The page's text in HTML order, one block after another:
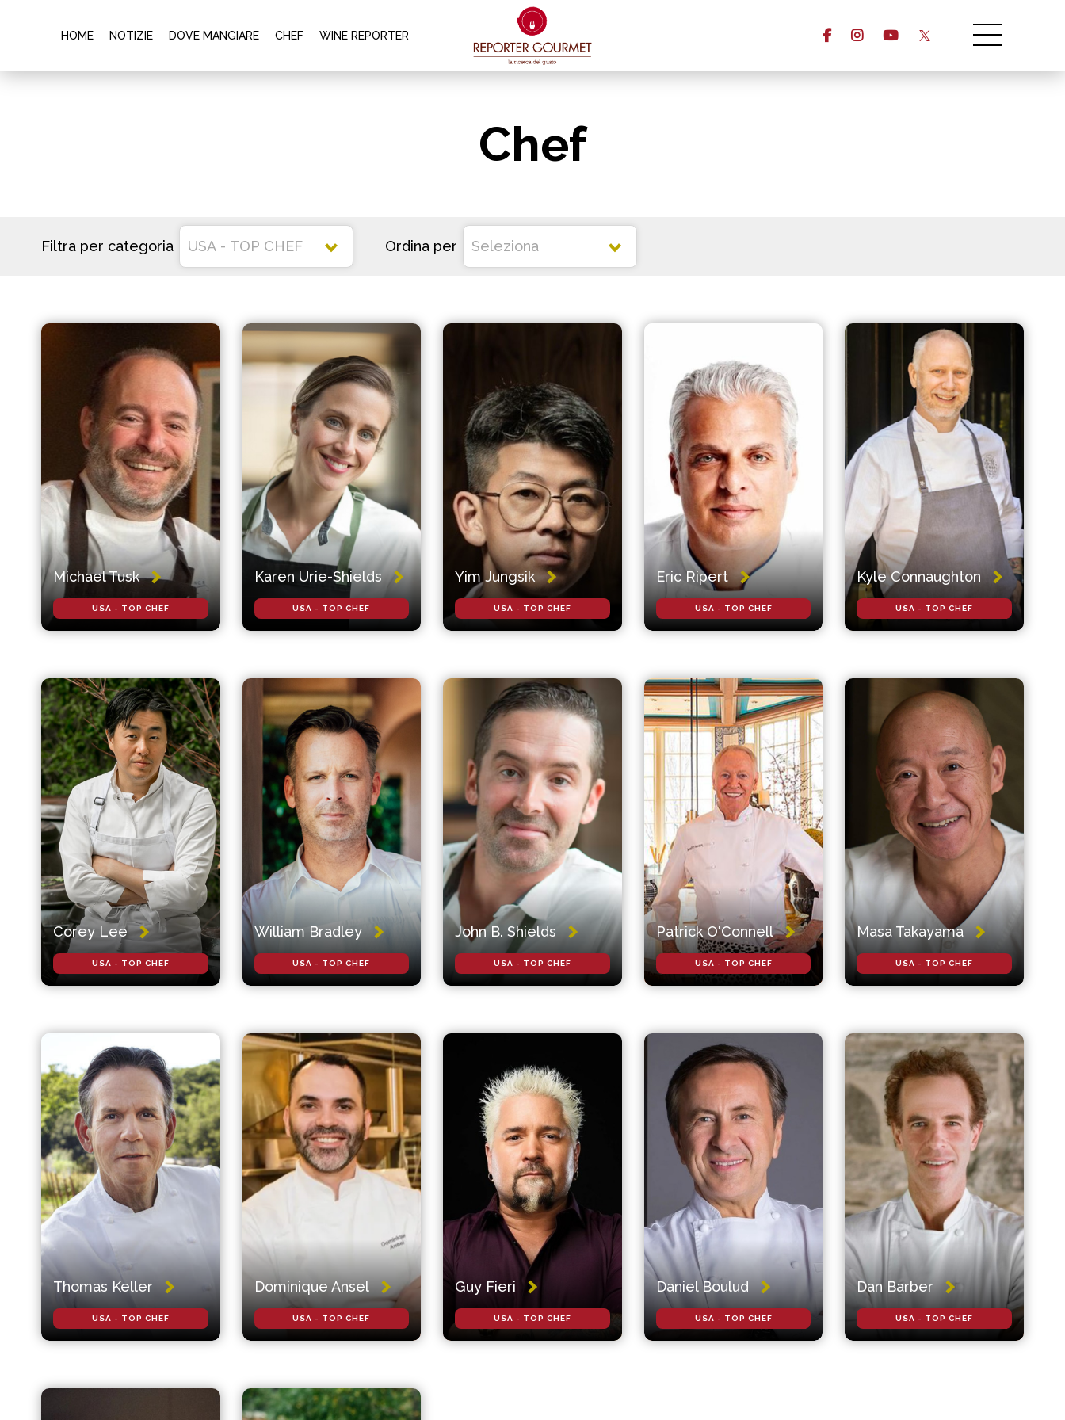
HOME NOTIZIE DOVE MANGIARE CHEF WINE REPORTER
Chef
Filtra per categoria Ordina per
Michael Tusk
USA - TOP CHEF
Karen Urie-Shields
USA - TOP CHEF
Yim Jungsik
USA - TOP CHEF
Eric Ripert
USA - TOP CHEF
Kyle Connaughton
USA - TOP CHEF
Corey Lee
USA - TOP CHEF
William Bradley
USA - TOP CHEF
John B. Shields
USA - TOP CHEF
Patrick O'Connell
USA - TOP CHEF
Masa Takayama
USA - TOP CHEF
Thomas Keller
USA - TOP CHEF
Dominique Ansel
USA - TOP CHEF
Guy Fieri
USA - TOP CHEF
Daniel Boulud
USA - TOP CHEF
Dan Barber
USA - TOP CHEF